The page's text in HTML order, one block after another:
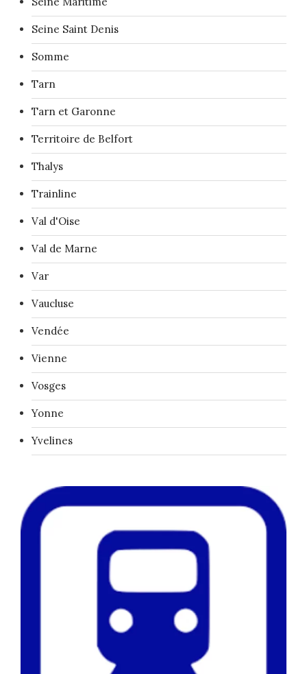
Seine Saint Denis
Somme
Tarn
Tarn et Garonne
Territoire de Belfort
Thalys
Trainline
Val d'Oise
Val de Marne
Var
Vaucluse
Vendée
Vienne
Vosges
Yonne
Yvelines